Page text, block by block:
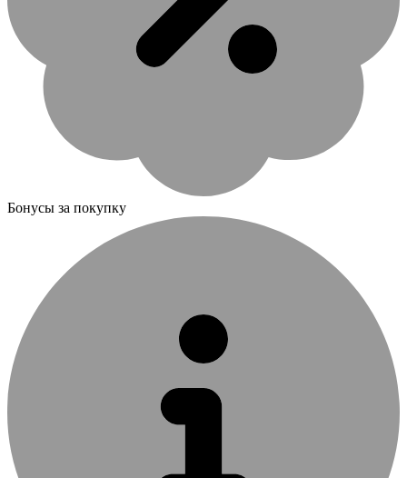
Бонусы за покупку